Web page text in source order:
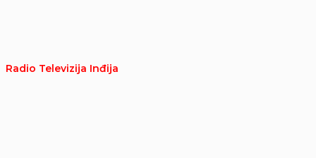
Radio Televizija Inđija